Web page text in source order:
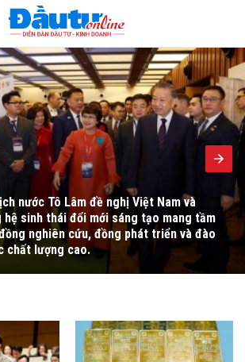
đánh giá cao định hướng chuyển sang
lượng cao của Việt Nam, đồng thời kỳ
cách sẽ sớm được cụ thể hóa bằng
động nhất quán để tạo sức hút với các dự